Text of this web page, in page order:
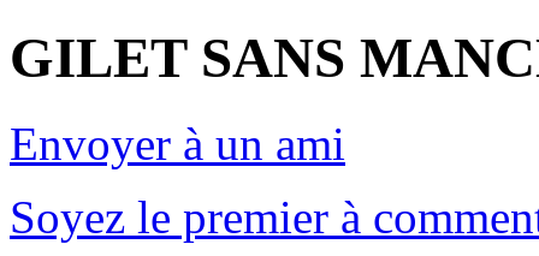
GILET SANS
Envoyer à un ami
Soyez le premier à